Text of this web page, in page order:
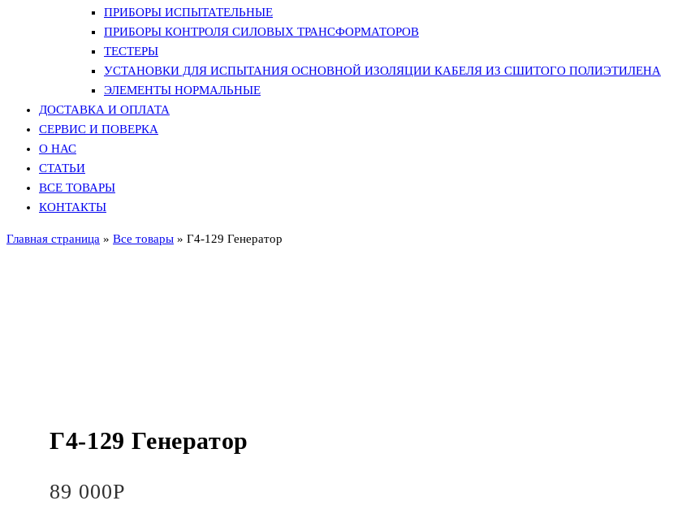
ПРИБОРЫ ИСПЫТАТЕЛЬНЫЕ
ПРИБОРЫ КОНТРОЛЯ СИЛОВЫХ ТРАНСФОРМАТОРОВ
ТЕСТЕРЫ
УСТАНОВКИ ДЛЯ ИСПЫТАНИЯ ОСНОВНОЙ ИЗОЛЯЦИИ КАБЕЛЯ ИЗ СШИТОГО ПОЛИЭТИЛЕНА
ЭЛЕМЕНТЫ НОРМАЛЬНЫЕ
ДОСТАВКА И ОПЛАТА
СЕРВИС И ПОВЕРКА
О НАС
СТАТЬИ
ВСЕ ТОВАРЫ
КОНТАКТЫ
Главная страница » Все товары » Г4-129 Генератор
Г4-129 Генератор
89 000Р